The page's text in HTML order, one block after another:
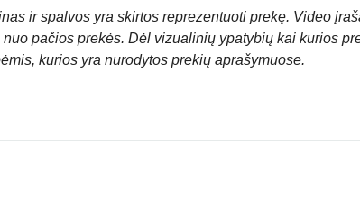
ir spalvos yra skirtos reprezentuoti prekę. Video
pačios prekės. Dėl vizualinių ypatybių kai kurios
kurios yra nurodytos prekių aprašymuose.